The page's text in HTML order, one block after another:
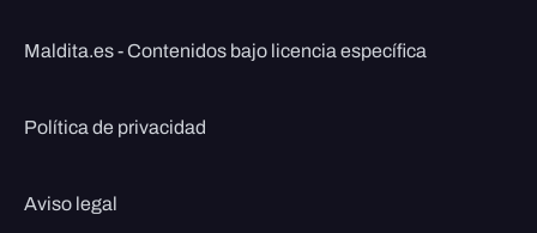
Maldita.es - Contenidos bajo licencia específica
Política de privacidad
Aviso legal